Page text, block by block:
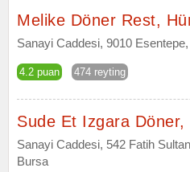
Melike Döner Rest,
Sanayi Caddesi, 9010
4.2 puan 474 reyting
Sude Et Izgara Döner,
Sanayi Caddesi, 542 Fatih
Bursa